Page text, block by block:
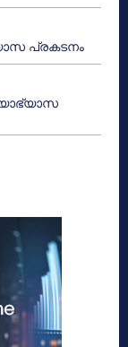
പ്രകടനം